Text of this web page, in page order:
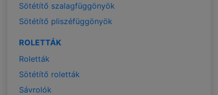
Sötétítő szalagfüggönyök
Sötétítő pliszéfüggönyök
ROLETTÁK
Roletták
Sötétítő roletták
Sávrolók